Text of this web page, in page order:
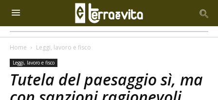
Home Leggi, lavoro e fisco
Leggi, lavoro e fisco
Tutela del paesaggio sì, ma